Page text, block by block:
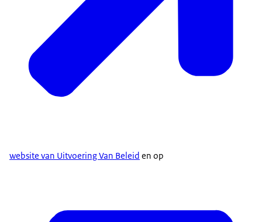
website van Uitvoering Van Beleid en op